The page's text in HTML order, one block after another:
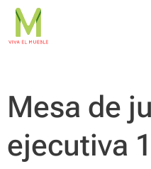
Mesa de
ejecutiva